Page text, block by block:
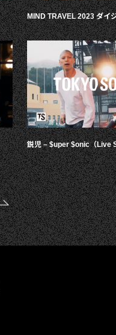
MIND TRAVEL 2023 ダイ
鋭児 – $uper $onic（Live